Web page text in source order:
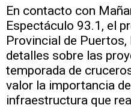
En contacto con
Espectáculo 93.1, el
Provincial de
detalles sobre las
temporada de
valor la importancia
infraestructura que